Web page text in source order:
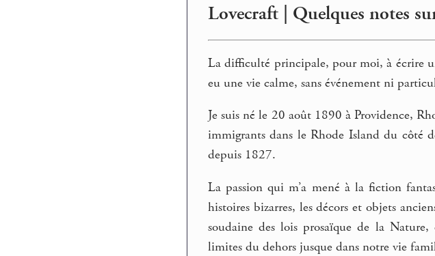
Lovecraft | Quelques notes
La difficulté principale, pour moi, à écrire
eu une vie calme, sans événement ni
Je suis né le 20 août 1890 à Providence,
immigrants dans le Rhode Island du côté
depuis 1827.
La passion qui m’a mené à la fiction
histoires bizarres, les décors et objets
soudaine des lois prosaïque de la Nature,
limites du dehors jusque dans notre vie